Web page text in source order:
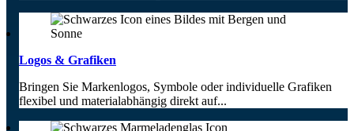
Logos & Grafiken
Bringen Sie Markenlogos, Symbole oder individuelle Grafiken
flexibel und materialabhängig direkt auf...